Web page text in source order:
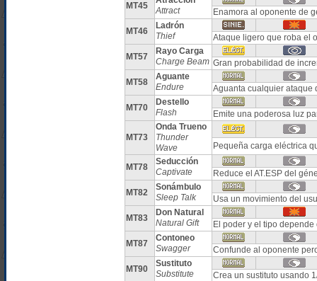
MT45
Attract
Enamora al oponente de
MT46
Ladrón
Thief
Ataque ligero que roba el
MT57
Rayo Carga
Charge Beam Gran probabilidad de
MT58
Aguante
Endure
Aguanta cualquier ataque
MT70
Destello
Flash
Emite una poderosa luz
MT73
Onda Trueno
Thunder
Wave
Pequeña carga eléctrica
MT78
Seducción
Captivate
Reduce el AT.ESP del
MT82
Sonámbulo
Sleep Talk
Usa un movimiento del
MT83
Don Natural
Natural Gift
El poder y el tipo
MT87
Contoneo
Swagger
Confunde al oponente
MT90
Sustituto
Substitute
Crea un sustituto usando